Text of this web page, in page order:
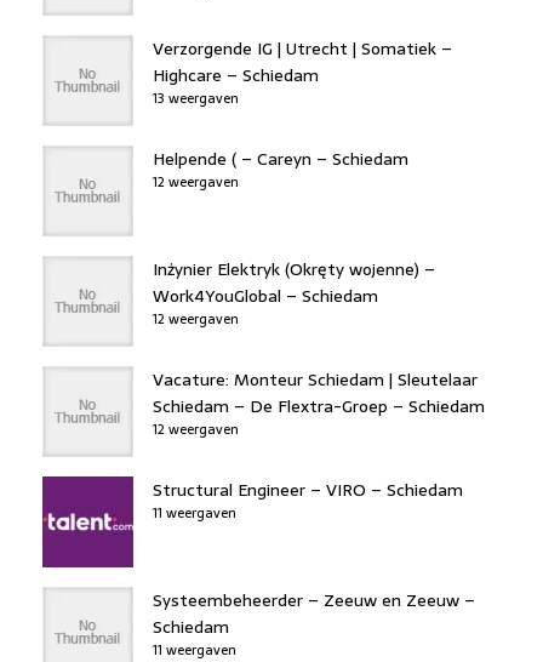
Verzorgende IG | Utrecht | Somatiek –
Highcare – Schiedam
13 weergaven
Helpende ( – Careyn – Schiedam
12 weergaven
Inżynier Elektryk (Okręty wojenne) –
Work4YouGlobal – Schiedam
12 weergaven
Vacature: Monteur Schiedam | Sleutelaar
Schiedam – De Flextra-Groep – Schiedam
12 weergaven
Structural Engineer – VIRO – Schiedam
11 weergaven
Systeembeheerder – Zeeuw en Zeeuw –
Schiedam
11 weergaven